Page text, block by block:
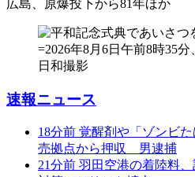
広島、原爆投下から81年ほか
速報ニュース
18分前 覚醒剤や「ゾンビ
売拠点から押収 男逮捕
21分前 羽田空港の着陸料